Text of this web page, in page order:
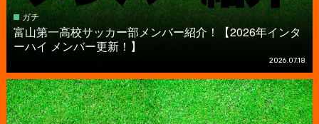
ガチ
富山第一高校サッカー部メンバー紹介！【2026年インタ
ーハイ メンバー更新！】
2026.07.18